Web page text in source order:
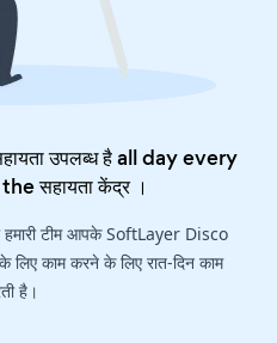
उपलब्ध है all day every
theसहायता केंद्र।
हमारी टीम आपके SoftLayer Disco
काम करने के लिए रात-दिन काम
है।